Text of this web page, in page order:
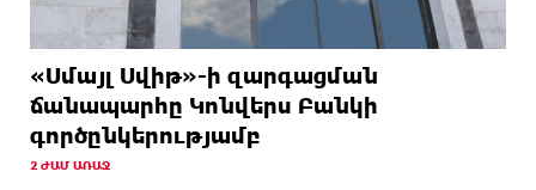
«Սմայլ Սվիթ»-ի զարգացման
ճանապարհը Կոնվերս Բանկի
գործընկերությամբ
2 ԺԱՄ ԱՌԱՋ